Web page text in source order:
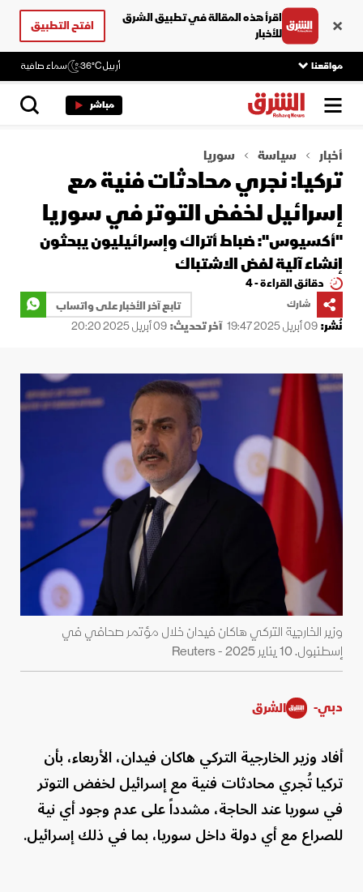
اقرأ هذه المقالة في تطبيق الشرق
للأخبار
افتح التطبيق
مواقعنا أربيل36°C سماء صافية
مباشر
أخبار سياسة سوريا
تركيا: نجري محادثات فنية مع
إسرائيل لخفض التوتر في سوريا
"أكسيوس": ضباط أتراك وإسرائيليون يبحثون
إنشاء آلية لفض الاشتباك
دقائق القراءة - 4
شارك
تابع آخر الأخبار على واتساب
نُشر:09 أبريل 2025 19:47 آخر تحديث:09 أبريل 2025 20:20
وزير الخارجية التركي هاكان فيدان خلال مؤتمر صحافي في
إسطنبول. 10 يناير 2025 - Reuters
دبي- الشرق
أفاد وزير الخارجية التركي هاكان فيدان، الأربعاء، بأن
تركيا تُجري محادثات فنية مع إسرائيل لخفض التوتر
في سوريا عند الحاجة، مشدداً على عدم وجود أي نية
للصراع مع أي دولة داخل سوريا، بما في ذلك إسرائيل.